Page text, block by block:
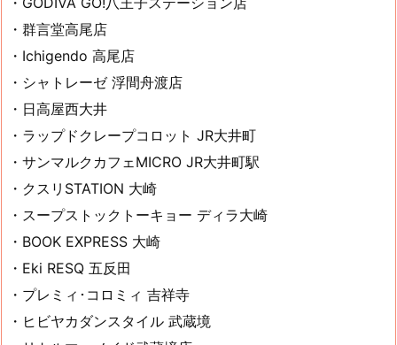
・群言堂高尾店
・Ichigendo 高尾店
・シャトレーゼ 浮間舟渡店
・日高屋西大井
・ラップドクレープコロット JR大井町
・サンマルクカフェMICRO JR大井町駅
・クスリSTATION 大崎
・スープストックトーキョー ディラ大崎
・BOOK EXPRESS 大崎
・Eki RESQ 五反田
・プレミィ･コロミィ 吉祥寺
・ヒビヤカダンスタイル 武蔵境